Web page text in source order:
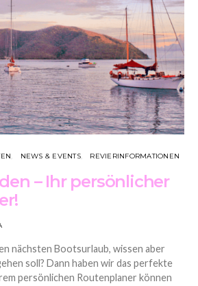
NEWS & EVENTS REVIERINFORMATIONEN
– Ihr persönlicher
nächsten Bootsurlaub, wissen aber
soll? Dann haben wir das perfekte
persönlichen Routenplaner können